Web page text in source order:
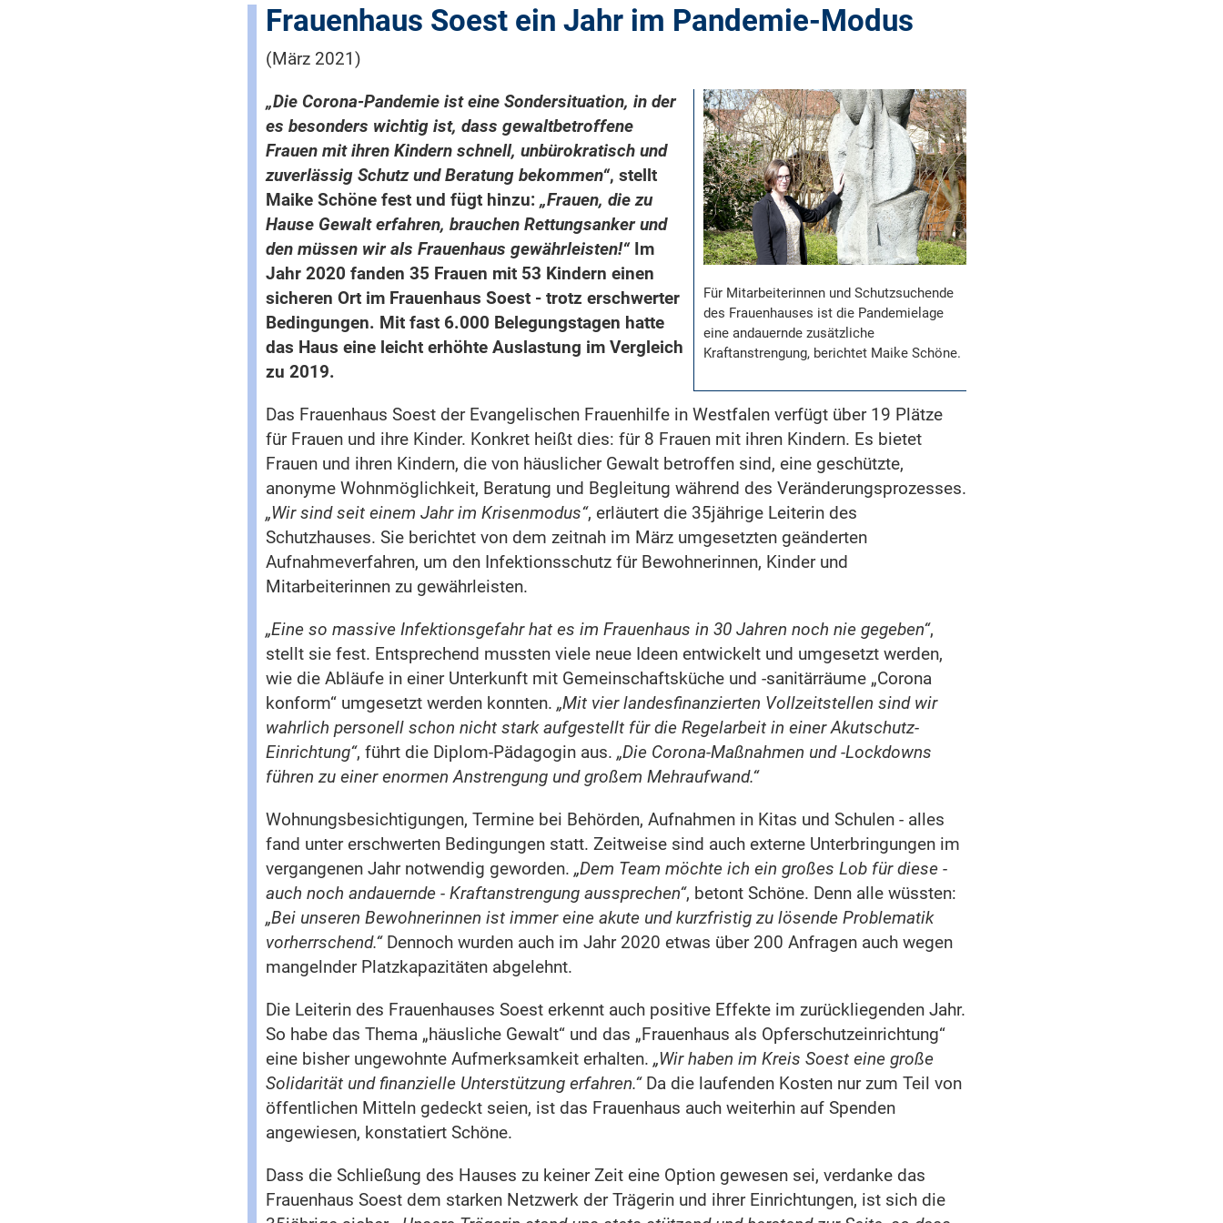
Frauenhaus Soest ein Jahr im Pandemie-Modus
(März 2021)
Für Mitarbeiterinnen und Schutzsuchende
des Frauenhauses ist die Pandemielage
eine andauernde zusätzliche
Kraftanstrengung, berichtet Maike Schöne.
„Die Corona-Pandemie ist eine Sondersituation, in der
es besonders wichtig ist, dass gewaltbetroffene
Frauen mit ihren Kindern schnell, unbürokratisch und
zuverlässig Schutz und Beratung bekommen“, stellt
Maike Schöne fest und fügt hinzu: „Frauen, die zu
Hause Gewalt erfahren, brauchen Rettungsanker und
den müssen wir als Frauenhaus gewährleisten!“ Im
Jahr 2020 fanden 35 Frauen mit 53 Kindern einen
sicheren Ort im Frauenhaus Soest - trotz erschwerter
Bedingungen. Mit fast 6.000 Belegungstagen hatte
das Haus eine leicht erhöhte Auslastung im Vergleich
zu 2019.
Das Frauenhaus Soest der Evangelischen Frauenhilfe in Westfalen verfügt über 19 Plätze
für Frauen und ihre Kinder. Konkret heißt dies: für 8 Frauen mit ihren Kindern. Es bietet
Frauen und ihren Kindern, die von häuslicher Gewalt betroffen sind, eine geschützte,
anonyme Wohnmöglichkeit, Beratung und Begleitung während des Veränderungsprozesses.
„Wir sind seit einem Jahr im Krisenmodus“, erläutert die 35jährige Leiterin des
Schutzhauses. Sie berichtet von dem zeitnah im März umgesetzten geänderten
Aufnahmeverfahren, um den Infektionsschutz für Bewohnerinnen, Kinder und
Mitarbeiterinnen zu gewährleisten.
„Eine so massive Infektionsgefahr hat es im Frauenhaus in 30 Jahren noch nie gegeben“,
stellt sie fest. Entsprechend mussten viele neue Ideen entwickelt und umgesetzt werden,
wie die Abläufe in einer Unterkunft mit Gemeinschaftsküche und -sanitärräume „Corona
konform“ umgesetzt werden konnten. „Mit vier landesfinanzierten Vollzeitstellen sind wir
wahrlich personell schon nicht stark aufgestellt für die Regelarbeit in einer Akutschutz-
Einrichtung“, führt die Diplom-Pädagogin aus. „Die Corona-Maßnahmen und -Lockdowns
führen zu einer enormen Anstrengung und großem Mehraufwand.“
Wohnungsbesichtigungen, Termine bei Behörden, Aufnahmen in Kitas und Schulen - alles
fand unter erschwerten Bedingungen statt. Zeitweise sind auch externe Unterbringungen im
vergangenen Jahr notwendig geworden. „Dem Team möchte ich ein großes Lob für diese -
auch noch andauernde - Kraftanstrengung aussprechen“, betont Schöne. Denn alle wüssten:
„Bei unseren Bewohnerinnen ist immer eine akute und kurzfristig zu lösende Problematik
vorherrschend.“Dennoch wurden auch im Jahr 2020 etwas über 200 Anfragen auch wegen
mangelnder Platzkapazitäten abgelehnt.
Die Leiterin des Frauenhauses Soest erkennt auch positive Effekte im zurückliegenden Jahr.
So habe das Thema „häusliche Gewalt“ und das „Frauenhaus als Opferschutzeinrichtung“
eine bisher ungewohnte Aufmerksamkeit erhalten. „Wir haben im Kreis Soest eine große
Solidarität und finanzielle Unterstützung erfahren.“ Da die laufenden Kosten nur zum Teil von
öffentlichen Mitteln gedeckt seien, ist das Frauenhaus auch weiterhin auf Spenden
angewiesen, konstatiert Schöne.
Dass die Schließung des Hauses zu keiner Zeit eine Option gewesen sei, verdanke das
Frauenhaus Soest dem starken Netzwerk der Trägerin und ihrer Einrichtungen, ist sich die